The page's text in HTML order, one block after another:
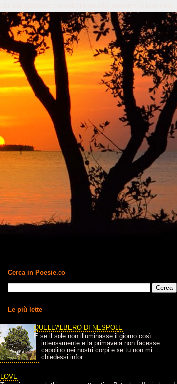
Cerca in Poesie.co
Le più lette
QUELL'ALBERO DI NESPOLE
E se il sole non illuminasse il giorno così
intensamente e la primavera non facesse
capolino nei nostri corpi e se tu non mi
chiedessi infor...
LOVE